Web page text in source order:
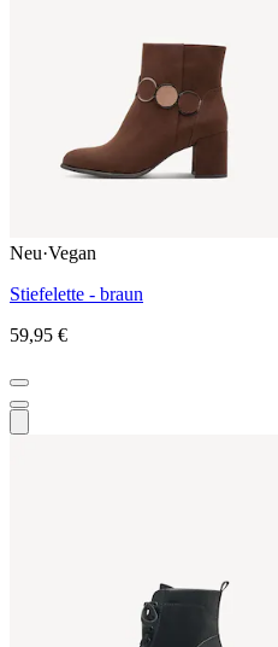
Neu·Vegan
Stiefelette - braun
59,95 €